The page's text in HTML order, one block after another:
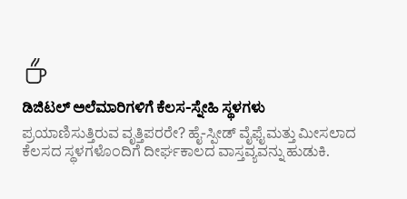
ಡಿಜಿಟಲ್ ಅಲೆಮಾರಿಗಳಿಗೆ ಕೆಲಸ-ಸ್ನೇಹಿ ಸ್ಥಳಗಳು
ಪ್ರಯಾಣಿಸುತ್ತಿರುವ ವೃತ್ತಿಪರರೇ? ಹೈ-ಸ್ಪೀಡ್ ವೈಫೈ ಮತ್ತು ಮೀಸಲಾದ
ಕೆಲಸದ ಸ್ಥಳಗಳೊಂದಿಗೆ ದೀರ್ಘಕಾಲದ ವಾಸ್ತವ್ಯವನ್ನು ಹುಡುಕಿ.